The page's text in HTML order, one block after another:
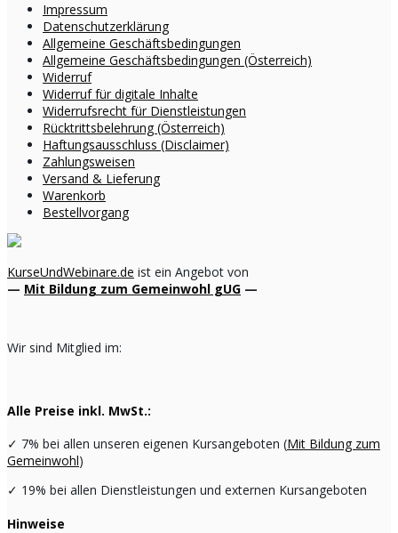
Impressum
Datenschutzerklärung
Allgemeine Geschäftsbedingungen
Allgemeine Geschäftsbedingungen (Österreich)
Widerruf
Widerruf für digitale Inhalte
Widerrufsrecht für Dienstleistungen
Rücktrittsbelehrung (Österreich)
Haftungsausschluss (Disclaimer)
Zahlungsweisen
Versand & Lieferung
Warenkorb
Bestellvorgang
KurseUndWebinare.de ist ein Angebot von
— Mit Bildung zum Gemeinwohl gUG —
Wir sind Mitglied im:
Alle Preise inkl. MwSt.:
✓ 7% bei allen unseren eigenen Kursangeboten (Mit Bildung zum
Gemeinwohl)
✓ 19% bei allen Dienstleistungen und externen Kursangeboten
Hinweise